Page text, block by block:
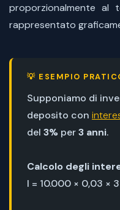
proporzionalmente al
rappresentato
💡 ESEMPIO
Supponiamo di
deposito con
del 3% per3 anni.
Calcolo degli
I = 10.000 × 0,03 ×